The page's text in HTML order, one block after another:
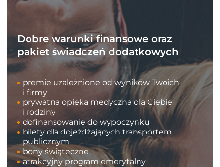
Dobre warunki finansowe oraz
pakiet świadczeń dodatkowych
premie uzależnione od wyników Twoich
i firmy
prywatna opieka medyczna dla Ciebie
i rodziny
dofinansowanie do wypoczynku
bilety dla dojeżdżających transportem
publicznym
bony świąteczne
atrakcyjny program emerytalny